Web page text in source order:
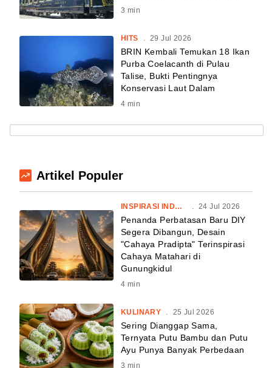
3 min
HITS 29 Jul 2026
BRIN Kembali Temukan 18 Ikan
Purba Coelacanth di Pulau
Talise, Bukti Pentingnya
Konservasi Laut Dalam
4 min
Artikel Populer
INSPIRASI INDONESIA 24 Jul 2026
Penanda Perbatasan Baru DIY
Segera Dibangun, Desain
"Cahaya Pradipta" Terinspirasi
Cahaya Matahari di
Gunungkidul
4 min
KULINARY . 25 Jul 2026
Sering Dianggap Sama,
Ternyata Putu Bambu dan Putu
Ayu Punya Banyak Perbedaan
3 min